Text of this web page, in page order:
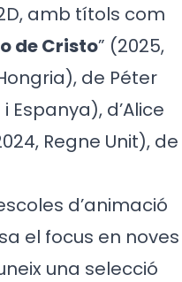
amb títols com
de Cristo” (2025,
de Péter
Espanya), d’Alice
Regne Unit), de
d’animació
el focus en noves
una selecció